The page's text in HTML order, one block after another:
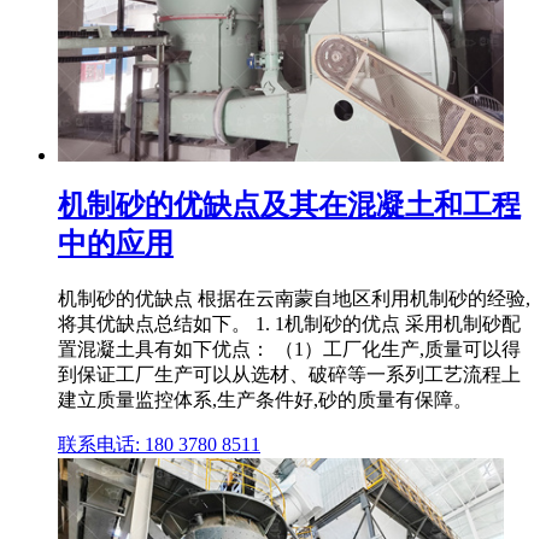
机制砂的优缺点及其在混凝土和工程
中的应用
机制砂的优缺点 根据在云南蒙自地区利用机制砂的经验,
将其优缺点总结如下。 1. 1机制砂的优点 采用机制砂配
置混凝土具有如下优点： （1）工厂化生产,质量可以得
到保证工厂生产可以从选材、破碎等一系列工艺流程上
建立质量监控体系,生产条件好,砂的质量有保障。
联系电话: 180 3780 8511